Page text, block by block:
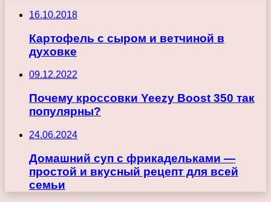
16.10.2018
Картофель с сыром и ветчиной в
духовке
09.12.2022
Почему кроссовки Yeezy Boost 350 так
популярны?
24.06.2024
Домашний суп с фрикадельками —
простой и вкусный рецепт для всей
семьи